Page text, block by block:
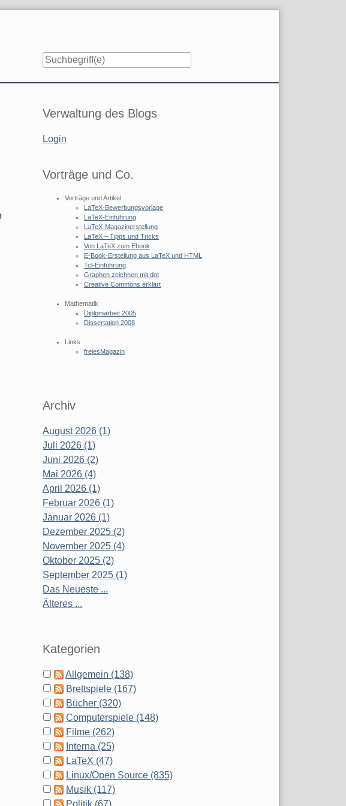
Seitenleiste
Verwaltung des Blogs
Login
Vorträge und Co.
Vorträge und Artikel
LaTeX-Bewerbungsvorlage
LaTeX-Einführung
LaTeX-Magazinerstellung
LaTeX – Tipps und Tricks
Von LaTeX zum Ebook
E-Book-Erstellung aus LaTeX und HTML
Tcl-Einführung
Graphen zeichnen mit dot
Creative Commons erklärt
Mathematik
Diplomarbeit 2005
Dissertation 2008
Links
freiesMagazin
Archiv
August 2026 (1)
Juli 2026 (1)
Juni 2026 (2)
Mai 2026 (4)
April 2026 (1)
Februar 2026 (1)
Januar 2026 (1)
Dezember 2025 (2)
November 2025 (4)
Oktober 2025 (2)
September 2025 (1)
Das Neueste ...
Älteres ...
Kategorien
Allgemein (138)
Brettspiele (167)
Bücher (320)
Computerspiele (148)
Filme (262)
Interna (25)
LaTeX (47)
Linux/Open Source (835)
Musik (117)
Politik (67)